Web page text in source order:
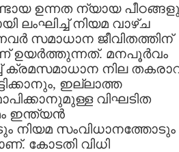
ഉന്നത ന്യായ
ലംഘിച്ച് നിയമ വാഴ്ച
സമാധാന ജീവിതത്തിന്
ഉയര്‍ത്തുന്നത്. മനപൂര്‍വം
ക്രമസമാധാന നില
ഇല്ലാത്ത
വിഘടിത
ഇന്ത്യന്‍
നിയമ സംവിധാനത്തോടും
കോടതി വിധി